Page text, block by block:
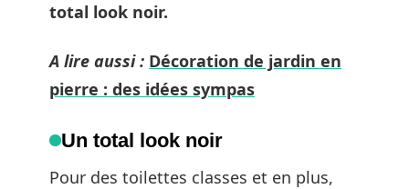
total look noir.
A lire aussi : Décoration de jardin en
pierre : des idées sympas
Un total look noir
Pour des toilettes classes et en plus,